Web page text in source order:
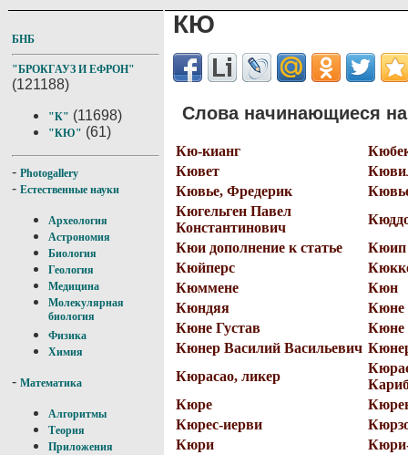
БНБ
"БРОКГАУЗ И ЕФРОН"
(121188)
"К" (11698)
"КЮ" (61)
- Photogallery
- Естественные науки
Археология
Астрономия
Биология
Геология
Медицина
Молекулярная
биология
Физика
Химия
- Математика
Алгоритмы
Теория
Приложения
КЮ
Слова начинающиеся
Кю-кианг
Кювет
Кювье, Фредерик
Кюгельген Павел
Константинович
Кюи дополнение к статье
Кюип
Кюйперс
Кюммене
Кюн
Кюндяя
Кюне
Кюне Густав
Кюне
Кюнер Василий Васильевич
Кюрасао, ликер
Кюре
Кюрес-иерви
Кюри